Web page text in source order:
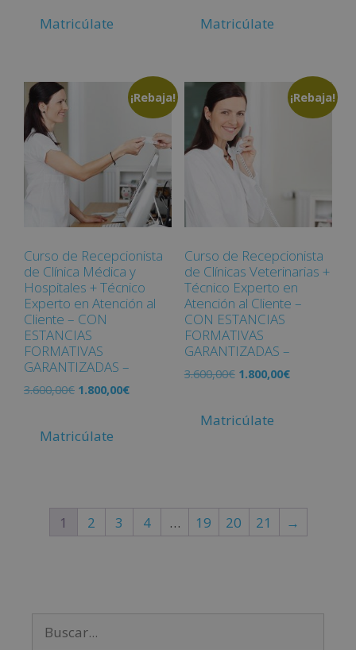
Matricúlate Matricúlate
¡Rebaja!
Curso de Recepcionista
de Clínica Médica y
Hospitales + Técnico
Experto en Atención al
Cliente – CON
ESTANCIAS
FORMATIVAS
GARANTIZADAS –
3.600,00€ 1.800,00€
Matricúlate
¡Rebaja!
Curso de Recepcionista
de Clínicas Veterinarias +
Técnico Experto en
Atención al Cliente –
CON ESTANCIAS
FORMATIVAS
GARANTIZADAS –
3.600,00€ 1.800,00€
Matricúlate
1 2 3 4 … 19 20 21 →